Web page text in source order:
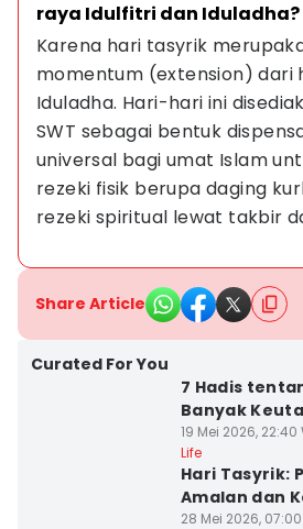
raya Idulfitri dan Iduladha?
Karena hari tasyrik
momentum (extension) dari
Iduladha. Hari-hari ini
SWT sebagai bentuk
universal bagi umat Islam
rezeki fisik berupa daging
rezeki spiritual lewat takbir
Share Article
Curated For You
7 Hadis
Banyak
19 Mei 2026, 22:40
Life
Hari Tasyrik:
Amalan dan
28 Mei 2026,